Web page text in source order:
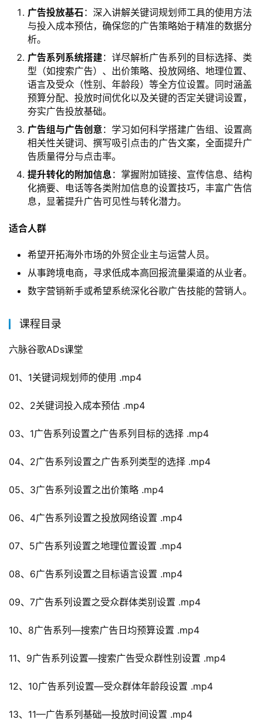
广告投放基石 ：深入讲解关键词规划师工具的使用方法
与投入成本预估，确保您的广告策略始于精准的数据分
析。
广告系列系统搭建：详尽解析广告系列的目标选择、类
型（如搜索广告）、出价策略、投放网络、地理位置、
语言及受众（性别、年龄段）等全方位设置。同时涵盖
预算分配、投放时间优化以及关键的否定关键词设置，
夯实广告投放基础。
广告组与广告创意 ：学习如何科学搭建广告组、设置高
相关性关键词、撰写吸引点击的广告文案，全面提升广
告质量得分与点击率。
提升转化的附加信息 ：掌握附加链接、宣传信息、结构
化摘要、电话等各类附加信息的设置技巧，丰富广告信
息，显著提升广告可见性与转化潜力。
适合人群
希望开拓海外市场的外贸企业主与运营人员。
从事跨境电商，寻求低成本高回报流量渠道的从业者。
数字营销新手或希望系统深化谷歌广告技能的营销人。
课程目录
六脉谷歌ADs课堂
01、1关键词规划师的使用 .mp4
02、2关键词投入成本预估 .mp4
03、1广告系列设置之广告系列目标的选择 .mp4
04、2广告系列设置之广告系列类型的选择 .mp4
05、3广告系列设置之出价策略 .mp4
06、4广告系列设置之投放网络设置 .mp4
07、5广告系列设置之地理位置设置 .mp4
08、6广告系列设置之目标语言设置 .mp4
09、7广告系列设置之受众群体类别设置 .mp4
10、8广告系列—搜索广告日均预算设置 .mp4
11、9广告系列设置—搜索广告受众群性别设置 .mp4
12、10广告系列设置—受众群体年龄段设置 .mp4
13、11—广告系列基础—投放时间设置 .mp4